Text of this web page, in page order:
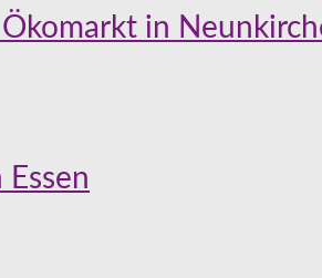
in
Essen